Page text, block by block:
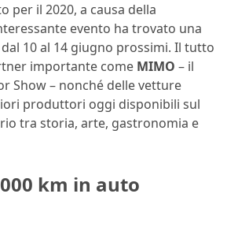
per il 2020, a causa della
evento ha trovato una
10 al 14 giugno prossimi. Il tutto
importante come MIMO – il
Show – nonché delle vetture
produttori oggi disponibili sul
tra storia, arte, gastronomia e
km in auto